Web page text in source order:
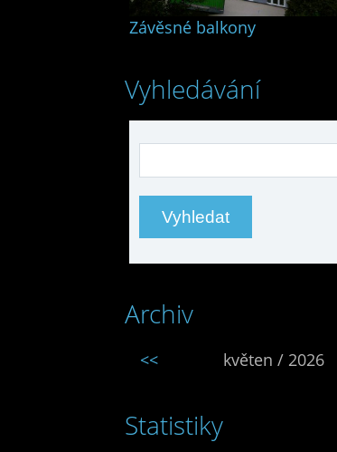
Závěsné balkony
Vyhledávání
Archiv
<< květen / 2026
Statistiky